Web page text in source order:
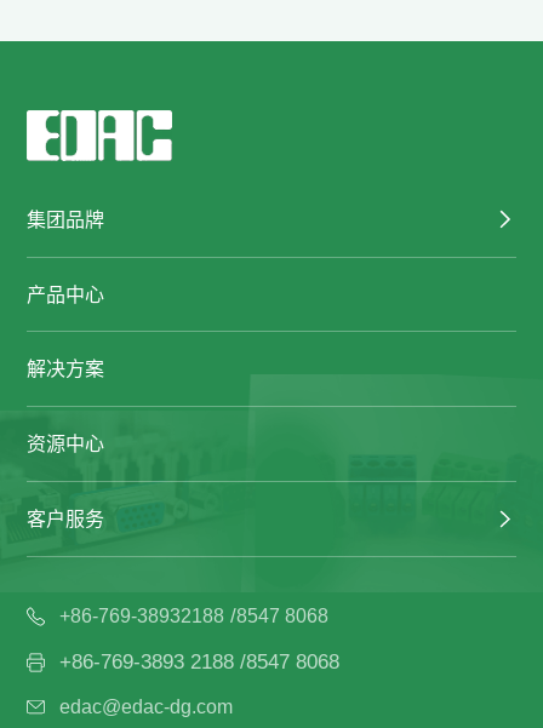
集团品牌
产品中心
解决方案
资源中心
客户服务
+86-769-38932188 /8547 8068
+86-769-3893 2188 /8547 8068
edac@edac-dg.com